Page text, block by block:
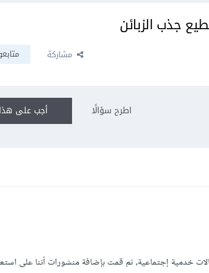
جذب الزبائن
مشاركة
أجب على اطرح سؤالًا
إجتماعية، ثم قمت بإضافة منشورات أننا على